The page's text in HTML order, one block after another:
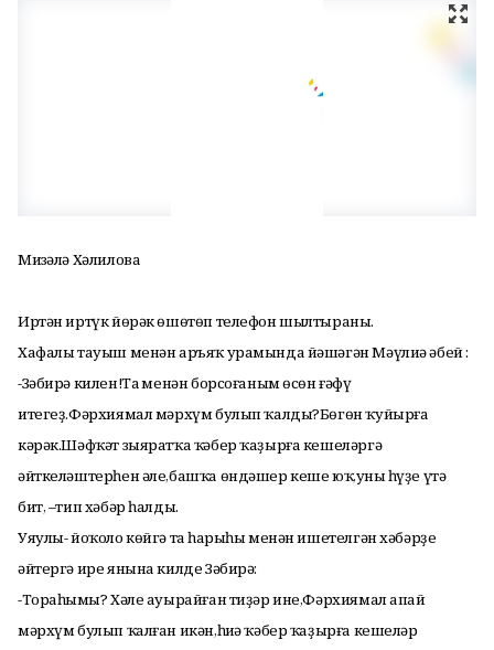
Миңзәлә Хәлилова
Иртән иртүк йөрәк өшөтөп телефон шылтыраны.
Хафалы тауыш менән аръяҡ урамында йәшәгән Мәүлиә әбей :
-Зәбирә килен!Таң менән борсоғаным өсөн ғәфү
итегеҙ.Фәрхиямал мәрхүм булып ҡалды?Бөгөн ҡуйырға
кәрәк.Шәфҡәт зыяратҡа ҡәбер ҡаҙырға кешеләргә
әйткеләштерһен әле,башҡа өндәшер кеше юҡ,уның һүҙе үтә
бит, –тип хәбәр һалды.
Уяулы- йоҡоло көйгә таң һарыһы менән ишетелгән хәбәрҙе
әйтергә ире янына килде Зәбирә:
-Тораһыңмы? Хәле ауырайған тиҙәр ине,Фәрхиямал апай
мәрхүм булып ҡалған икән,һиңә ҡәбер ҡаҙырға кешеләр